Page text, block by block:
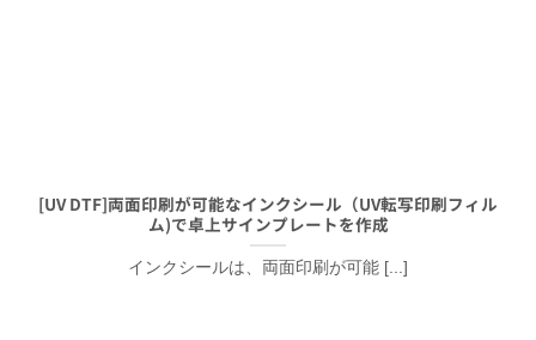
[UV DTF]両面印刷が可能なインクシール（UV転写印刷フィル
ム)で卓上サインプレートを作成
インクシールは、両面印刷が可能 [...]